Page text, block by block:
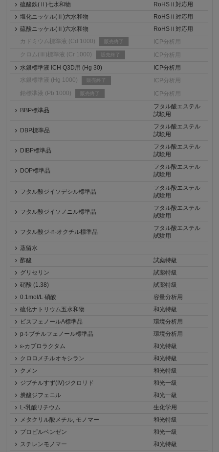
硫酸鉄(Ⅱ)七水和物
RoHSⅡ対応用
塩化ニッケル(Ⅱ)六水和物
RoHSⅡ対応用
硫酸ニッケル(Ⅱ)六水和物
RoHSⅡ対応用
カドミウム標準液 (Cd 1000)
販売終了
ICP分析用
クロム(Ⅲ)標準液 (Cr 1000)
販売終了
ICP分析用
水銀標準液 ICH Q3D用 (Hg 30)
ICP分析用
水銀標準液 (Hg 1000)
販売終了
ICP分析用
鉛標準液 (Pb 1000)
販売終了 ICP分析用
BBP標準品
フタル酸エステル
試験用
DBP標準品
フタル酸エステル
試験用
DIBP標準品
フタル酸エステル
試験用
DOP標準品
フタル酸エステル
試験用
フタル酸ジイソデシル標準品
フタル酸エステル
試験用
フタル酸ジイソノニル標準品
フタル酸エステル
試験用
フタル酸ジ-n-オクチル標準品
フタル酸エステル
試験用
蒸留水
酢酸
試薬特級
グリセリン
試薬特級
硝酸 (1.38)
試薬特級
0.1mol/L 硝酸
容量分析用
硫化ナトリウム五水和物
和光特級
ビスフェノールA標準品
環境分析用
p-t-ブチルフェノール標準品
環境分析用
ε-カプロラクタム
和光特級
クロロメチルオキシラン
和光特級
クメン
和光特級
ジブチルすず(IV)ジクロリド
和光一級
炭酸ジフェニル
和光一級
L-乳酸リチウム
生化学用
メタクリル酸メチル, モノマー
和光特級
プロピルベンゼン
和光一級
スチレンモノマー
和光特級